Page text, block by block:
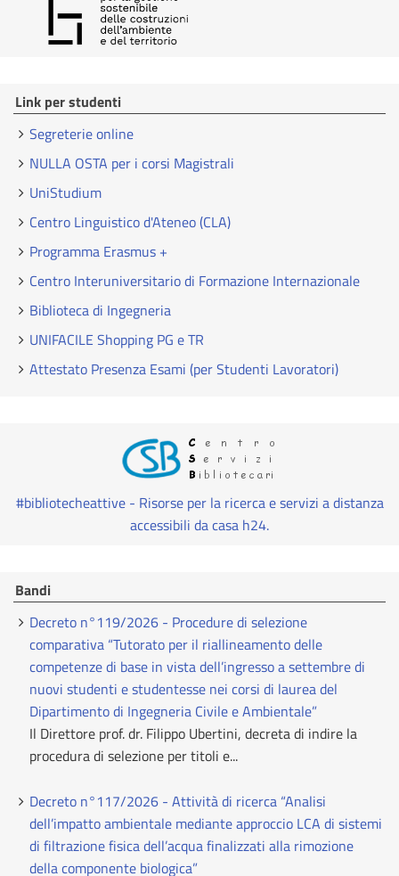
Link per studenti
Segreterie online
NULLA OSTA per i corsi Magistrali
UniStudium
Centro Linguistico d'Ateneo (CLA)
Programma Erasmus +
Centro Interuniversitario di Formazione Internazionale
Biblioteca di Ingegneria
UNIFACILE Shopping PG e TR
Attestato Presenza Esami (per Studenti Lavoratori)
#bibliotecheattive - Risorse per la ricerca e servizi a distanza
accessibili da casa h24.
Bandi
Decreto n°119/2026 - Procedure di selezione
comparativa “Tutorato per il riallineamento delle
competenze di base in vista dell’ingresso a settembre di
nuovi studenti e studentesse nei corsi di laurea del
Dipartimento di Ingegneria Civile e Ambientale”
Il Direttore prof. dr. Filippo Ubertini, decreta di indire la
procedura di selezione per titoli e...
Decreto n°117/2026 - Attività di ricerca “Analisi
dell’impatto ambientale mediante approccio LCA di sistemi
di filtrazione fisica dell’acqua finalizzati alla rimozione
della componente biologica”